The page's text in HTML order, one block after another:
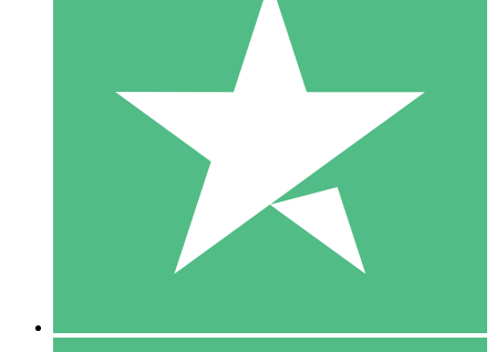
Individuella Kreditpaket
Betala per användning med nedladdningskrediter. Inget
1 Nedladdningar
10 00